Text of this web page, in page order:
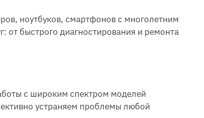
ноутбуков, смартфонов с многолетним
от быстрого диагностирования и ремонта
с широким спектром моделей
устраняем проблемы любой